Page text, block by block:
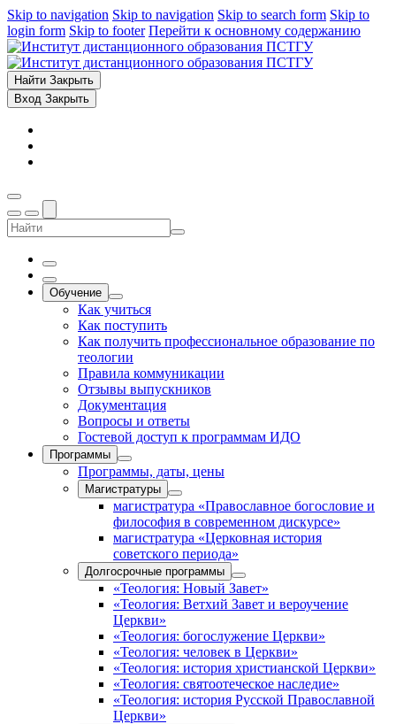
Skip to navigation Skip to navigation Skip to search form Skip to
login form Skip to footer Перейти к основному содержанию
Найти Закрыть
Вход Закрыть
Обучение
Как учиться
Как поступить
Как получить профессиональное образование по
теологии
Правила коммуникации
Отзывы выпускников
Документация
Вопросы и ответы
Гостевой доступ к программам ИДО
Программы
Программы, даты, цены
Магистратуры
магистратура «Православное богословие и
философия в современном дискурсе»
магистратура «Церковная история
советского периода»
Долгосрочные программы
«Теология: Новый Завет»
«Теология: Ветхий Завет и вероучение
Церкви»
«Теология: богослужение Церкви»
«Теология: человек в Церкви»
«Теология: история христианской Церкви»
«Теология: святоотеческое наследие»
«Теология: история Русской Православной
Церкви»